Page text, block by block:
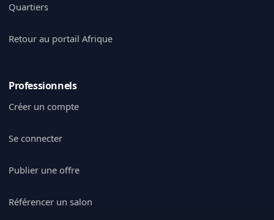
Quartiers
Retour au portail Afrique
Professionnels
Créer un compte
Se connecter
Publier une offre
Référencer un salon